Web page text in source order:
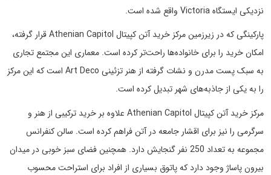
نزدیکی ایستگاه Victoria واقع شده است.
پارکینگی که در زیرزمین مرکز خرید آتن کپیتال Athenian Capitol قرار گرفته،
امکان خرید را برای خانواده‌ها راحت‌تر کرده است. معماری این مجتمع تجاری
به سبک پست مدرن و نشات گرفته از هنر تزئینی Art Deco است که این مرکز
را به یکی از جاذبه‌های شهر تبدیل کرده است.
مرکز خرید آتن کپیتال Athenian Capitol علاوه بر خرید ترکیبی از هنر و
سرگرمی را نیز برای اقشار جامعه در آتن فراهم کرده است. سالن کنفرانس
مجموعه به تعداد 250 نفر گنجایش دارد. همچنین فضای سبز خوبی در میدان
بیرون پاساژ وجود دارد که پاتوق بسیاری از افراد برای استراحت محسوب